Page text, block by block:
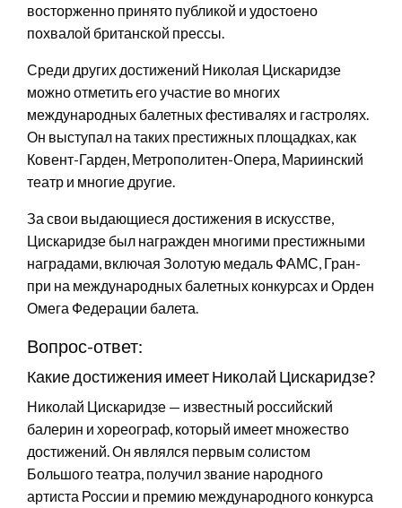
восторженно принято публикой и удостоено
похвалой британской прессы.
Среди других достижений Николая Цискаридзе
можно отметить его участие во многих
международных балетных фестивалях и гастролях.
Он выступал на таких престижных площадках, как
Ковент-Гарден, Метрополитен-Опера, Мариинский
театр и многие другие.
За свои выдающиеся достижения в искусстве,
Цискаридзе был награжден многими престижными
наградами, включая Золотую медаль ФАМС, Гран-
при на международных балетных конкурсах и Орден
Омега Федерации балета.
Вопрос-ответ:
Какие достижения имеет Николай Цискаридзе?
Николай Цискаридзе — известный российский
балерин и хореограф, который имеет множество
достижений. Он являлся первым солистом
Большого театра, получил звание народного
артиста России и премию международного конкурса